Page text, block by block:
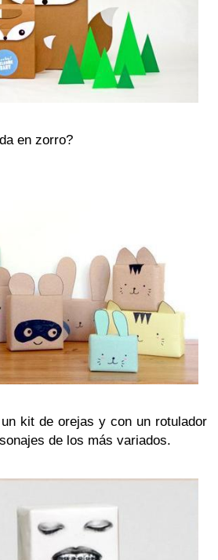
en zorro?
kit de orejas y con un rotulador
de los más variados.